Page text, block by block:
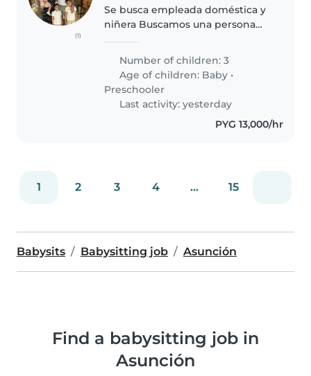
(1)
Se busca empleada doméstica y
niñera Buscamos una persona
confianza para ayudarnos con la
limpieza del hogar, lavado de
ropa, cocina y apoyo con
nuestros..
Number of children: 3
Age of children: Baby •
Preschooler
Last activity: yesterday
PYG 13,000/hr
1 2 3 4 ... 15
Babysits Babysitting job Asunción
Find a babysitting job in
Asunción